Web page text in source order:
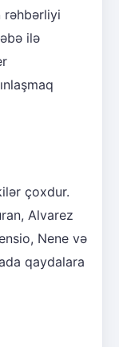
rəhbərliyi
ilə
çoxdur.
Alvarez
Nene və
qaydalara